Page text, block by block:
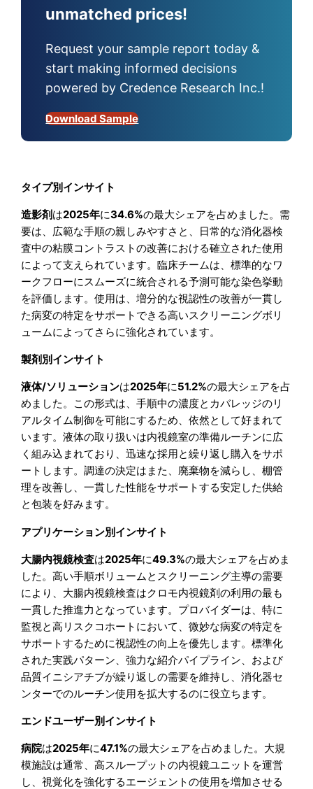
unmatched prices!
Request your sample report today &
start making informed decisions
powered by Credence Research Inc.!
Download Sample
タイプ別インサイト
造影剤 は2025年に34.6%の最大シェアを占めました。需
要は、広範な手順の親しみやすさと、日常的な消化器検
査中の粘膜コントラストの改善における確立された使用
によって支えられています。臨床チームは、標準的なワ
ークフローにスムーズに統合される予測可能な染色挙動
を評価します。使用は、増分的な視認性の改善が一貫し
た病変の特定をサポートできる高いスクリーニングボリ
ュームによってさらに強化されています。
製剤別インサイト
液体/ソリューションは2025年に51.2%の最大シェアを占
めました。この形式は、手順中の濃度とカバレッジのリ
アルタイム制御を可能にするため、依然として好まれて
います。液体の取り扱いは内視鏡室の準備ルーチンに広
く組み込まれており、迅速な採用と繰り返し購入をサポ
ートします。調達の決定はまた、廃棄物を減らし、棚管
理を改善し、一貫した性能をサポートする安定した供給
と包装を好みます。
アプリケーション別インサイト
大腸内視鏡検査は2025年に49.3%の最大シェアを占めま
した。高い手順ボリュームとスクリーニング主導の需要
により、大腸内視鏡検査はクロモ内視鏡剤の利用の最も
一貫した推進力となっています。プロバイダーは、特に
監視と高リスクコホートにおいて、微妙な病変の特定を
サポートするために視認性の向上を優先します。標準化
された実践パターン、強力な紹介パイプライン、および
品質イニシアチブが繰り返しの需要を維持し、消化器セ
ンターでのルーチン使用を拡大するのに役立ちます。
エンドユーザー別インサイト
病院は2025年に47.1%の最大シェアを占めました。大規
模施設は通常、高スループットの内視鏡ユニットを運営
し、視覚化を強化するエージェントの使用を増加させる